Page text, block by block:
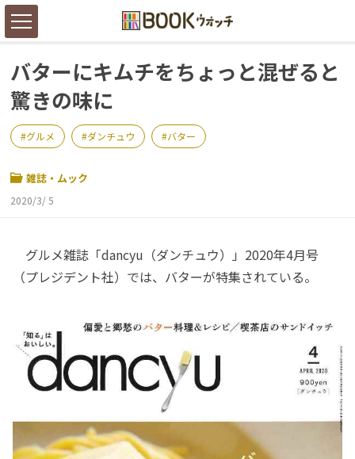
バターにキムチをちょっと混ぜると
驚きの味に
グルメ ダンチュウ バター
雑誌・ムック
2020/3/ 5
グルメ雑誌「dancyu（ダンチュウ）」2020年4月号
（プレジデント社）では、バターが特集されている。